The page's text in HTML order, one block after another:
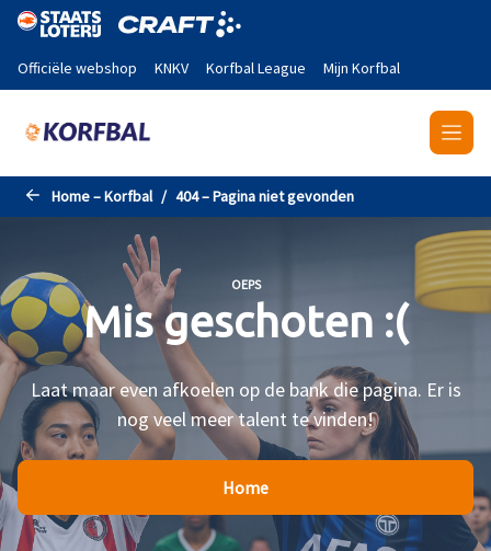
Naar de hoofdinhoud gaan
Officiële webshop KNKV Korfbal League Mijn Korfbal
Home – Korfbal 404 – Pagina niet gevonden
OEPS
Mis geschoten :(
Laat maar even afkoelen op de bank die pagina. Er is
nog veel meer talent te vinden!
Home